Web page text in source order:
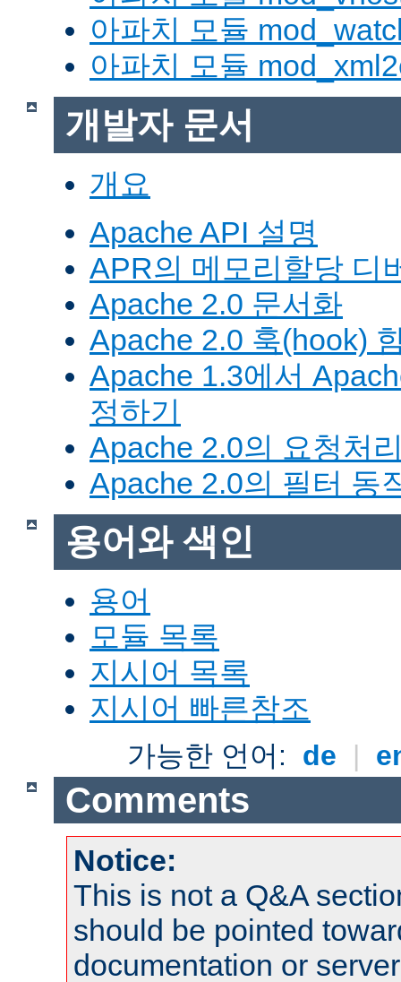
아파치 모듈
아파치 모듈
개발자 문서
개요
Apache API 설명
APR의 메모리할당 디
Apache 2.0 문서화
Apache 2.0 훅(hook)
Apache 1.3에서
정하기
Apache 2.0의 요청처
Apache 2.0의 필터 동
용어와 색인
용어
모듈 목록
지시어 목록
지시어 빠른참조
가능한 언어: de |
Comments
Notice:
This is not a Q&A
should be pointed
documentation or